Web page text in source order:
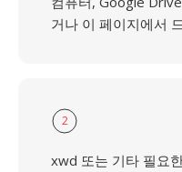
거나 이 페이지에서
2
xwd 또는 기타 필요